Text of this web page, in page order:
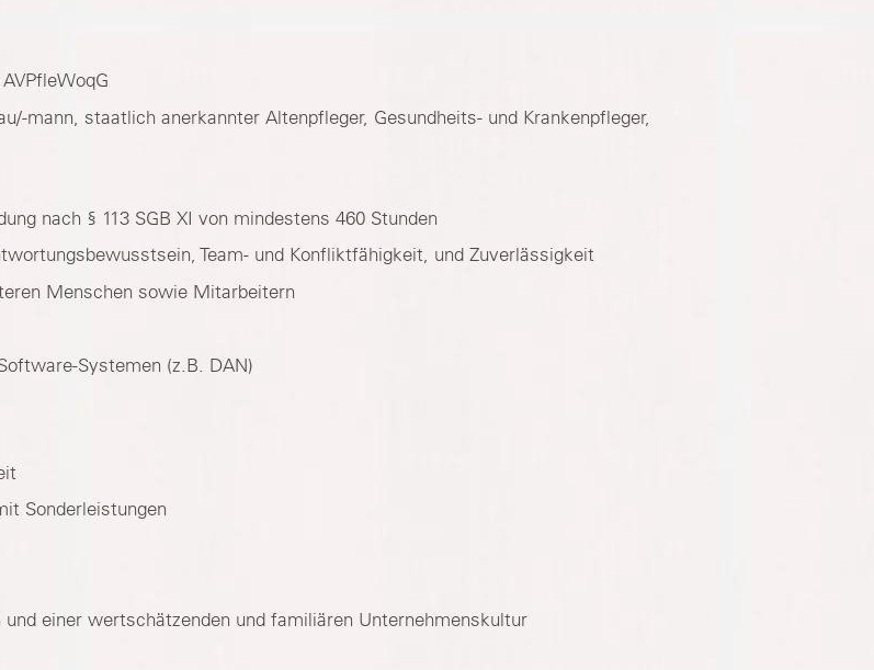
mann, staatlich anerkannter Altenpfleger, Gesundheits- und Krankenpfleger,
nach § 113 SGB XI von mindestens 460 Stunden
Team- und Konfliktfähigkeit, und Zuverlässigkeit
Menschen sowie Mitarbeitern
Systemen (z.B. DAN)
Sonderleistungen
einer wertschätzenden und familiären Unternehmenskultur